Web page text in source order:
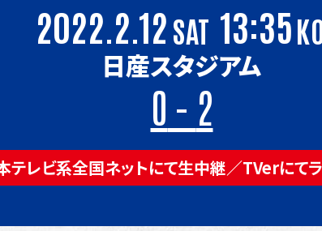
2022.2.12SAT 13:35
日産スタジアム
0 - 2
テレビ系全国ネットにて生中継／TVerにて